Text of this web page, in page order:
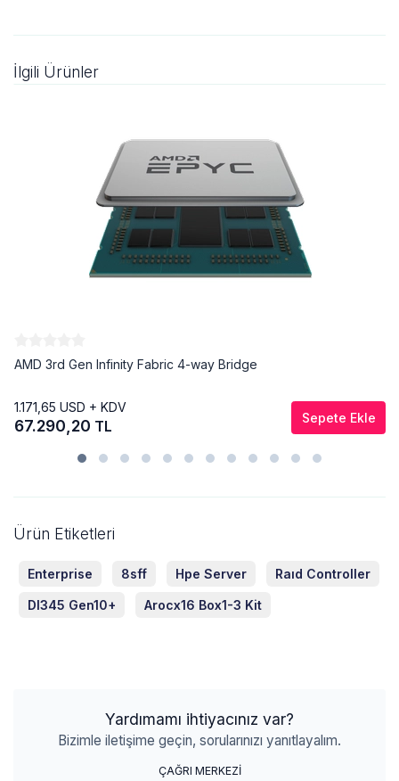
İlgili Ürünler
AMD 3rd Gen Infinity Fabric 4-way Bridge
1.171,65 USD + KDV
67.290,20 TL Sepete Ekle
Ürün Etiketleri
Enterprise 8sff Hpe Server Raıd Controller
Dl345 Gen10+ Arocx16 Box1-3 Kit
Yardımamı ihtiyacınız var?
Bizimle iletişime geçin, sorularınızı yanıtlayalım.
ÇAĞRI MERKEZİ